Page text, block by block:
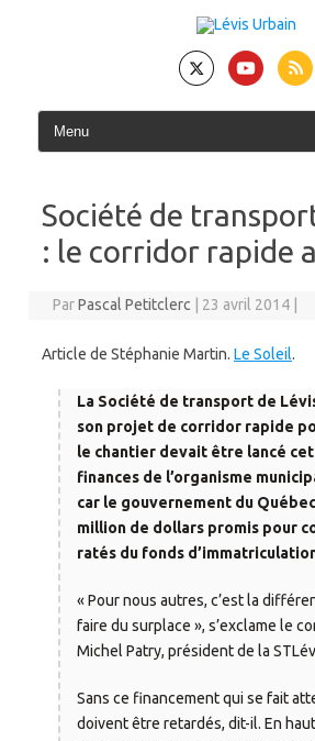
Société de
: le corridor rapide
ParPascal Petitclerc 23 avril 2014
Article de Stéphanie Martin. Le Soleil.
La Société de transport de
son projet de corridor rapide
le chantier devait être lancé
finances de l’organisme
car le gouvernement du Québec
million de dollars promis pour
ratés du fonds
« Pour nous autres, c’est la
faire du surplace », s’exclame le
Michel Patry, président de la
Sans ce financement qui se fait
doivent être retardés, dit-il. En